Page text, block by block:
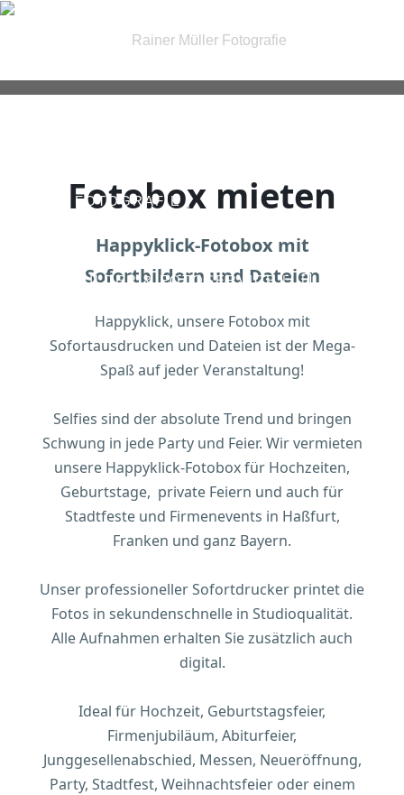
| IRIS FOTOGRAFIE |
| PASSBILDER & FOTOSERVICE |
Fotobox mieten
Happyklick-Fotobox mit
Sofortbildern und Dateien
Happyklick, unsere Fotobox mit
Sofortausdrucken und Dateien ist der Mega-
Spaß auf jeder Veranstaltung!
Selfies sind der absolute Trend und bringen
Schwung in jede Party und Feier. Wir vermieten
unsere Happyklick-Fotobox für Hochzeiten,
Geburtstage, private Feiern und auch für
Stadtfeste und Firmenevents in Haßfurt,
Franken und ganz Bayern.
Unser professioneller Sofortdrucker printet die
Fotos in sekundenschnelle in Studioqualität.
Alle Aufnahmen erhalten Sie zusätzlich auch
digital.
Ideal für Hochzeit, Geburtstagsfeier,
Firmenjubiläum, Abiturfeier,
Junggesellenabschied, Messen, Neueröffnung,
Party, Stadtfest, Weihnachtsfeier oder einem